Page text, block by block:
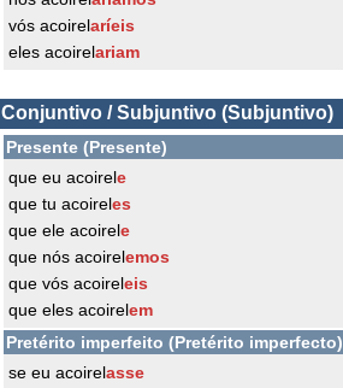
vós acoirelaríeis
eles acoirelariam
Conjuntivo / Subjuntivo (Subjuntivo)
Presente (Presente)
que eu acoirele
que tu acoireles
que ele acoirele
que nós acoirelemos
que vós acoireleis
que eles acoirelem
Pretérito imperfeito (Pretérito imperfecto)
se eu acoirelasse